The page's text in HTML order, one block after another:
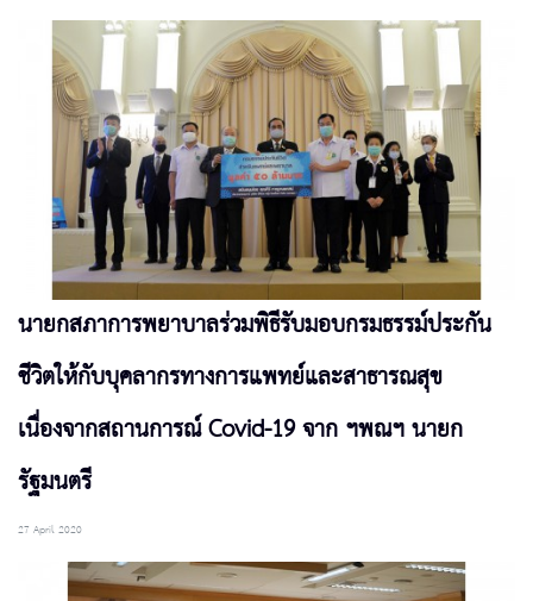
นายกสภาการพยาบาลร่วมพิธีรับมอบกรมธรรม์ประกัน
ชีวิตให้กับบุคลากรทางการแพทย์และสาธารณสุข
เนื่องจากสถานการณ์ Covid-19 จาก ฯพณฯ นายก
รัฐมนตรี
27 April 2020